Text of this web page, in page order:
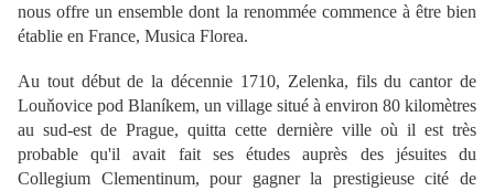
nous offre un ensemble dont la renommée commence à être bien
établie en France, Musica Florea.
Au tout début de la décennie 1710, Zelenka, fils du cantor de
Louňovice pod Blaníkem, un village situé à environ 80 kilomètres
au sud-est de Prague, quitta cette dernière ville où il est très
probable qu'il avait fait ses études auprès des jésuites du
Collegium Clementinum, pour gagner la prestigieuse cité de